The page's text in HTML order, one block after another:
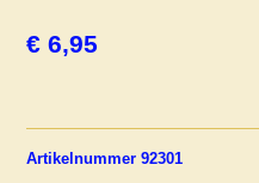
€ 6,95
Artikelnummer 92301